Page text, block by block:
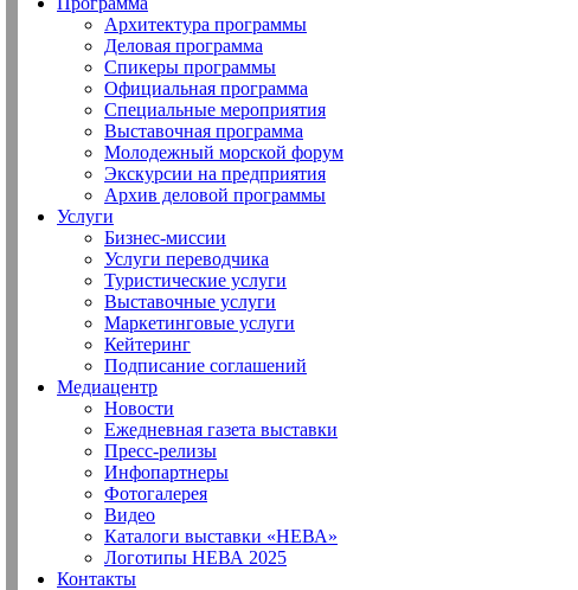
Архитектура программы
Деловая программа
Спикеры программы
Официальная программа
Специальные мероприятия
Выставочная программа
Молодежный морской форум
Экскурсии на предприятия
Архив деловой программы
Услуги
Бизнес-миссии
Услуги переводчика
Туристические услуги
Выставочные услуги
Маркетинговые услуги
Кейтеринг
Подписание соглашений
Медиацентр
Новости
Ежедневная газета выставки
Пресс-релизы
Инфопартнеры
Фотогалерея
Видео
Каталоги выставки «НЕВА»
Логотипы НЕВА 2025
Контакты